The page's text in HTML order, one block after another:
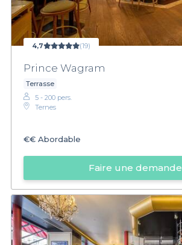
4,7 (19)
Prince Wagram
Terrasse
5 - 200 pers.
Ternes
€€ Abordable
Faire une demande